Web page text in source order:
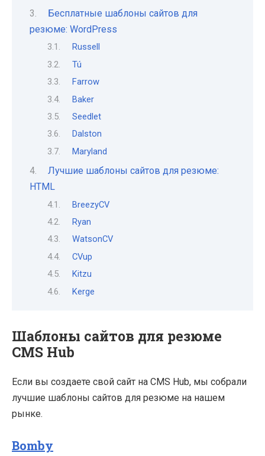
Бесплатные шаблоны сайтов для
резюме: WordPress
Russell
Tú
Farrow
Baker
Seedlet
Dalston
Maryland
Лучшие шаблоны сайтов для резюме:
HTML
BreezyCV
Ryan
WatsonCV
CVup
Kitzu
Kerge
Шаблоны сайтов для резюме
CMS Hub
Если вы создаете свой сайт на CMS Hub, мы собрали
лучшие шаблоны сайтов для резюме на нашем
рынке.
Bomby